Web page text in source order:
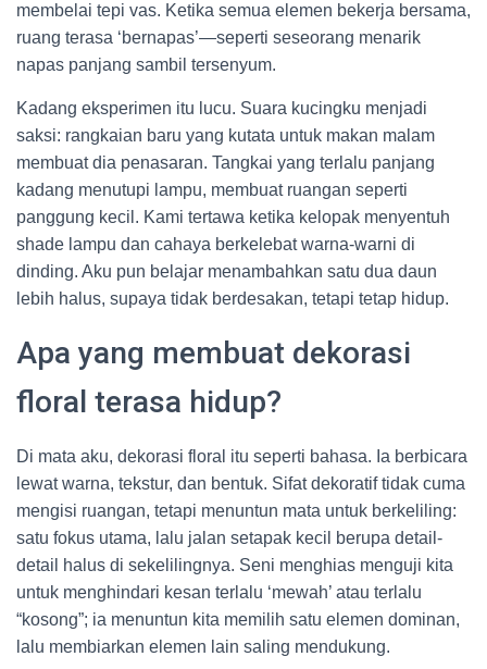
membelai tepi vas. Ketika semua elemen bekerja bersama,
ruang terasa ‘bernapas’—seperti seseorang menarik
napas panjang sambil tersenyum.
Kadang eksperimen itu lucu. Suara kucingku menjadi
saksi: rangkaian baru yang kutata untuk makan malam
membuat dia penasaran. Tangkai yang terlalu panjang
kadang menutupi lampu, membuat ruangan seperti
panggung kecil. Kami tertawa ketika kelopak menyentuh
shade lampu dan cahaya berkelebat warna-warni di
dinding. Aku pun belajar menambahkan satu dua daun
lebih halus, supaya tidak berdesakan, tetapi tetap hidup.
Apa yang membuat dekorasi
floral terasa hidup?
Di mata aku, dekorasi floral itu seperti bahasa. Ia berbicara
lewat warna, tekstur, dan bentuk. Sifat dekoratif tidak cuma
mengisi ruangan, tetapi menuntun mata untuk berkeliling:
satu fokus utama, lalu jalan setapak kecil berupa detail-
detail halus di sekelilingnya. Seni menghias menguji kita
untuk menghindari kesan terlalu ‘mewah’ atau terlalu
“kosong”; ia menuntun kita memilih satu elemen dominan,
lalu membiarkan elemen lain saling mendukung.